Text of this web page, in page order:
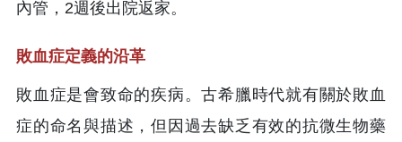
內管，2週後出院返家。
敗血症定義的沿革
敗血症是會致命的疾病。古希臘時代就有關於敗血
症的命名與描述，但因過去缺乏有效的抗微生物藥